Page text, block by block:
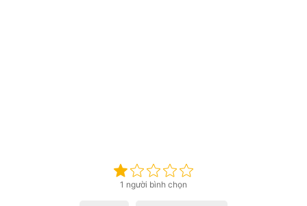
1 người bình chọn